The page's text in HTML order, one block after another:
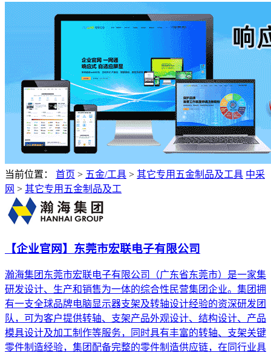
当前位置： 首页 > 五金/工具 > 其它专用五金制品及工具 中采
网 > 其它专用五金制品及工
【企业官网】东莞市宏联电子有限公司
瀚海集团东莞市宏联电子有限公司（广东省东莞市）是一家集
研发设计、生产和销售为一体的综合性民营集团企业。集团拥
有一支全球品牌电脑显示器支架及转轴设计经验的资深研发团
队，可为客户提供转轴、支架产品外观设计、结构设计、产品
模具设计及加工制作等服务，同时具有丰富的转轴、支架关键
零件制造经验，集团配备完整的零件制造供应链，在同行业具